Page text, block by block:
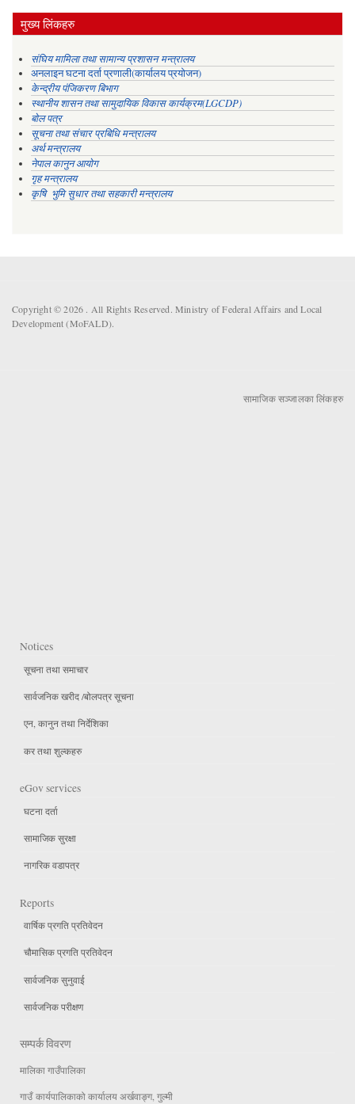
मुख्य लिंकहरु
संघिय मामिला तथा सामान्य प्रशासन मन्त्रालय
अनलाइन घटना दर्ता प्रणाली(कार्यालय प्रयोजन)
केन्द्रीय पंजिकरण बिभाग
स्थानीय शासन तथा सामुदायिक विकास कार्यक्रम(LGCDP)
बोल पत्र
सूचना तथा संचार प्रबिधि मन्त्रालय
अर्थ मन्त्रालय
नेपाल कानुन आयोग
गृह मन्त्रालय
कृषि भुमि सुधार तथा सहकारी मन्त्रालय
Copyright © 2026 . All Rights Reserved. Ministry of Federal Affairs and Local
Development (MoFALD).
सामाजिक सञ्जालका लिंकहरु
Notices
सूचना तथा समाचार
सार्वजनिक खरीद /बोलपत्र सूचना
एन, कानुन तथा निर्देशिका
कर तथा शुल्कहरु
eGov services
घटना दर्ता
सामाजिक सुरक्षा
नागरिक वडापत्र
Reports
वार्षिक प्रगति प्रतिवेदन
चौमासिक प्रगति प्रतिवेदन
सार्वजनिक सुनुवाई
सार्वजनिक परीक्षण
सम्पर्क विवरण
मालिका गाउँपालिका
गाउँ कार्यपालिकाको कार्यालय अर्खवाङ्ग, गुल्मी